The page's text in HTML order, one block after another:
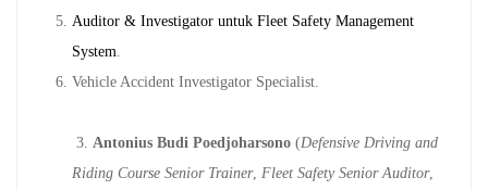
Auditor & Investigator untuk Fleet Safety Management
System.
Vehicle Accident Investigator Specialist.
3. Antonius Budi Poedjoharsono (Defensive Driving and
Riding Course Senior Trainer, Fleet Safety Senior Auditor,